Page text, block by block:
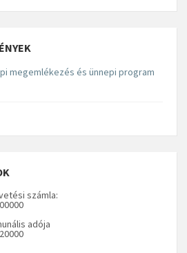
megemlékezés és ünnepi program
számla:
adója